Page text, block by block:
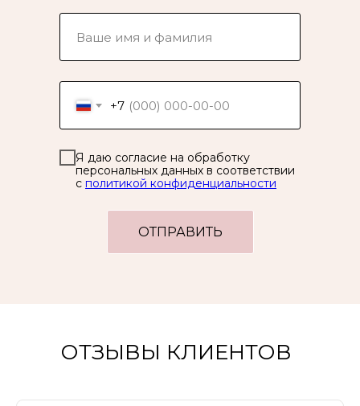
+7
Я даю согласие на обработку
персональных данных в соответствии
с политикой конфиденциальности
ОТПРАВИТЬ
ОТЗЫВЫ КЛИЕНТОВ